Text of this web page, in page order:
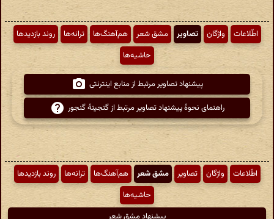
اطّلاعات واژگان تصاویر مشق شعر هم‌آهنگ‌ها ترانه‌ها
روند بازدیدها
حاشیه‌ها
پیشنهاد تصاویر مرتبط از منابع اینترنتی
راهنمای نحوهٔ پیشنهاد تصاویر مرتبط از گنجینهٔ گنجور
اطّلاعات واژگان تصاویر مشق شعر هم‌آهنگ‌ها ترانه‌ها
روند بازدیدها
حاشیه‌ها
پیشنهاد مشق شعر